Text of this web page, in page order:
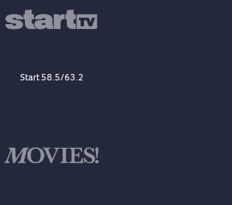
Start 58.5/63.2